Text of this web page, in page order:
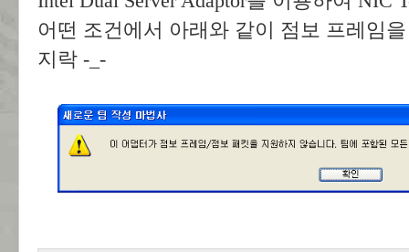
어떤 조건에서 아래와 같이 점보 프레임
지락 -_-